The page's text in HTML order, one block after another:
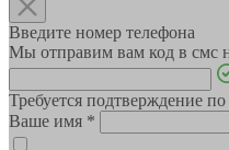
Введите номер телефона
Мы отправим вам код в смс
Требуется подтверждение
Ваше имя *